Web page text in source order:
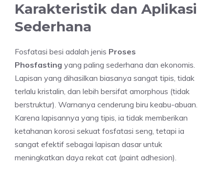
Karakteristik dan Aplikasi
Sederhana
Fosfatasi besi adalah jenis Proses
Phosfasting yang paling sederhana dan ekonomis.
Lapisan yang dihasilkan biasanya sangat tipis, tidak
terlalu kristalin, dan lebih bersifat amorphous (tidak
berstruktur). Warnanya cenderung biru keabu-abuan.
Karena lapisannya yang tipis, ia tidak memberikan
ketahanan korosi sekuat fosfatasi seng, tetapi ia
sangat efektif sebagai lapisan dasar untuk
meningkatkan daya rekat cat (paint adhesion).